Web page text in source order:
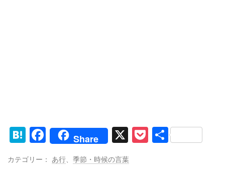
H
e
F
c
Share X
P 共
カテゴリー： あ行 季節・時候の言葉